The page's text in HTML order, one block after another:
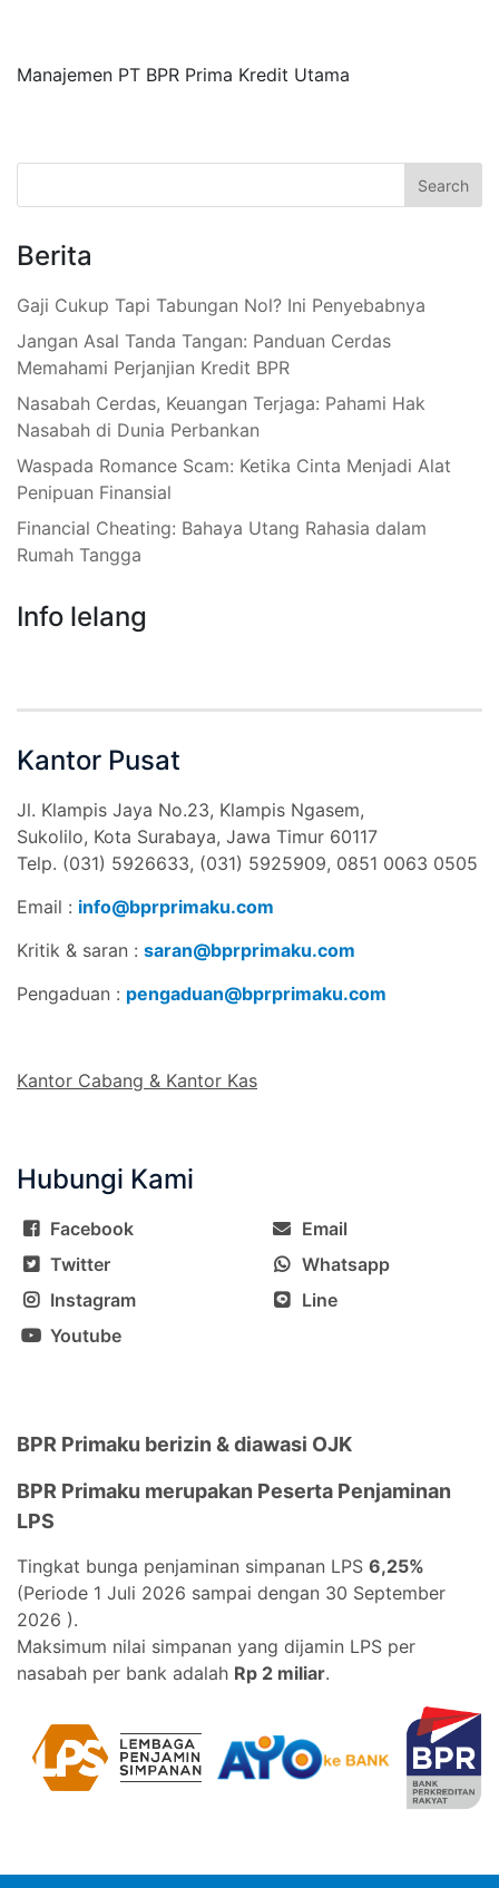
Manajemen PT BPR Prima Kredit Utama
Berita
Gaji Cukup Tapi Tabungan Nol? Ini Penyebabnya
Jangan Asal Tanda Tangan: Panduan Cerdas
Memahami Perjanjian Kredit BPR
Nasabah Cerdas, Keuangan Terjaga: Pahami Hak
Nasabah di Dunia Perbankan
Waspada Romance Scam: Ketika Cinta Menjadi Alat
Penipuan Finansial
Financial Cheating: Bahaya Utang Rahasia dalam
Rumah Tangga
Info lelang
Kantor Pusat
Jl. Klampis Jaya No.23, Klampis Ngasem,
Sukolilo, Kota Surabaya, Jawa Timur 60117
Telp. (031) 5926633, (031) 5925909, 0851 0063 0505
Email : info@bprprimaku.com
Kritik & saran : saran@bprprimaku.com
Pengaduan : pengaduan@bprprimaku.com
Kantor Cabang & Kantor Kas
Hubungi Kami
Facebook
Email
Twitter
Whatsapp
Instagram
Line
Youtube
BPR Primaku berizin & diawasi OJK
BPR Primaku merupakan Peserta Penjaminan
LPS
Tingkat bunga penjaminan simpanan LPS 6,25%
(Periode 1 Juli 2026 sampai dengan 30 September
2026 ).
Maksimum nilai simpanan yang dijamin LPS per
nasabah per bank adalah Rp 2 miliar.